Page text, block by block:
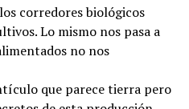
corredores biológicos
Lo mismo nos pasa a
no nos
que parece tierra pero